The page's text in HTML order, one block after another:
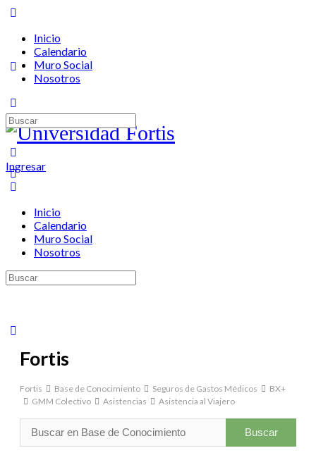
PanelInicio
Calendario
Muro Social
Nosotros
options
Ingresar
Buscar:
Inicio
Calendario
Muro Social
Nosotros
Buscar:
Fortis
Fortis Base de Conocimiento Seguros de Gastos Médicos
BX+
GMM Colectivo
Asistencias Asistencia al Viajero